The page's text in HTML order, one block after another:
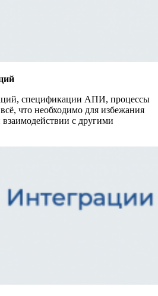
спецификации АПИ, процессы
что необходимо для избежания
с другими